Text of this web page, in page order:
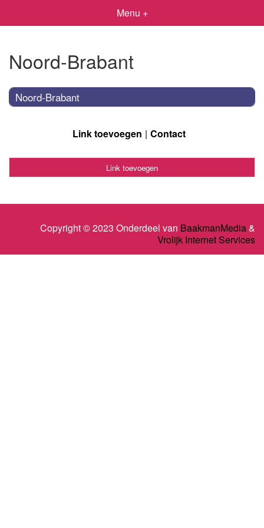
Menu +
Noord-Brabant
Noord-Brabant
Link toevoegen Contact
Link toevoegen
Copyright © 2023 Onderdeel van BaakmanMedia&
Vrolijk Internet Services